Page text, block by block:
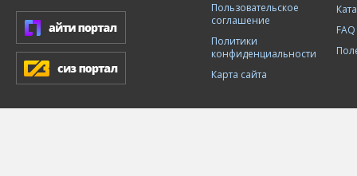
Пользовательское
соглашение
Политики
конфиденциальности
Карта сайта
FAQ